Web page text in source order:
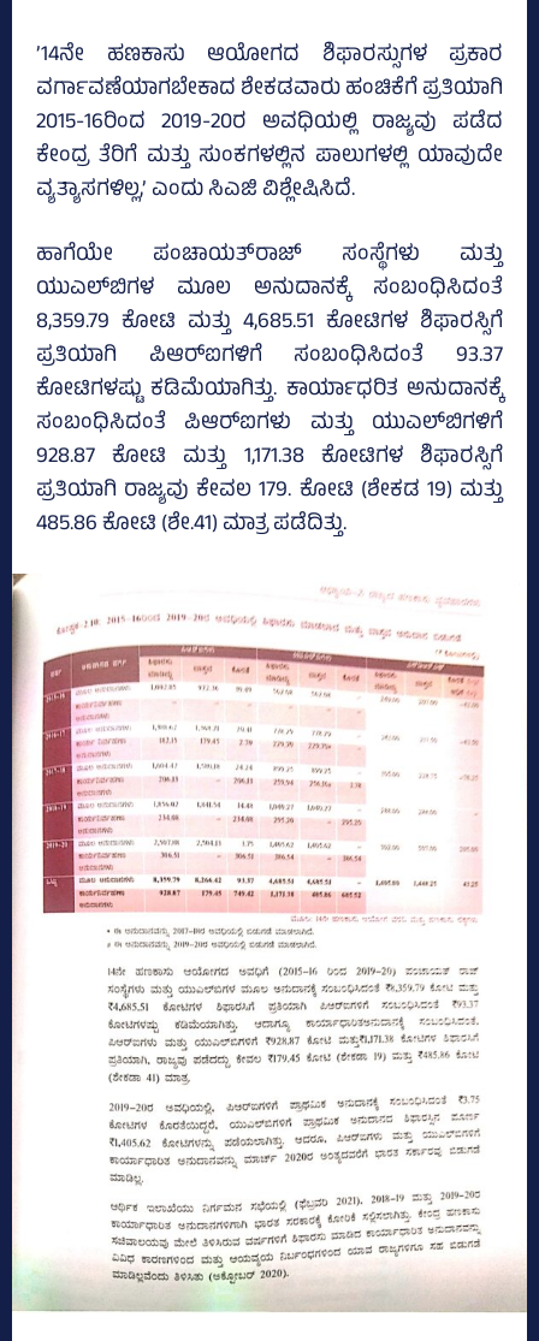
’14ನೇ ಹಣಕಾಸು ಆಯೋಗದ ಶಿಫಾರಸ್ಸುಗಳ ಪ್ರಕಾರ
ವರ್ಗಾವಣೆಯಾಗಬೇಕಾದ ಶೇಕಡವಾರು ಹಂಚಿಕೆಗೆ ಪ್ರತಿಯಾಗಿ
2015-16ರಿಂದ 2019-20ರ ಅವಧಿಯಲ್ಲಿ ರಾಜ್ಯವು ಪಡೆದ
ಕೇಂದ್ರ ತೆರಿಗೆ ಮತ್ತು ಸುಂಕಗಳಲ್ಲಿನ ಪಾಲುಗಳಲ್ಲಿ ಯಾವುದೇ
ವ್ಯತ್ಯಾಸಗಳಿಲ್ಲ,’ ಎಂದು ಸಿಎಜಿ ವಿಶ್ಲೇಷಿಸಿದೆ.
ಹಾಗೆಯೇ ಪಂಚಾಯತ್‌ರಾಜ್‌ ಸಂಸ್ಥೆಗಳು ಮತ್ತು
ಯುಎಲ್‌ಬಿಗಳ ಮೂಲ ಅನುದಾನಕ್ಕೆ ಸಂಬಂಧಿಸಿದಂತೆ
8,359.79 ಕೋಟಿ ಮತ್ತು 4,685.51 ಕೋಟಿಗಳ ಶಿಫಾರಸ್ಸಿಗೆ
ಪ್ರತಿಯಾಗಿ ಪಿಆರ್‌ಐಗಳಿಗೆ ಸಂಬಂಧಿಸಿದಂತೆ 93.37
ಕೋಟಿಗಳಷ್ಟು ಕಡಿಮೆಯಾಗಿತ್ತು. ಕಾರ್ಯಾಧರಿತ ಅನುದಾನಕ್ಕೆ
ಸಂಬಂಧಿಸಿದಂತೆ ಪಿಆರ್‌ಐಗಳು ಮತ್ತು ಯುಎಲ್‌ಬಿಗಳಿಗೆ
928.87 ಕೋಟಿ ಮತ್ತು 1,171.38 ಕೋಟಿಗಳ ಶಿಫಾರಸ್ಸಿಗೆ
ಪ್ರತಿಯಾಗಿ ರಾಜ್ಯವು ಕೇವಲ 179. ಕೋಟಿ (ಶೇಕಡ 19) ಮತ್ತು
485.86 ಕೋಟಿ (ಶೇ.41) ಮಾತ್ರ ಪಡೆದಿತ್ತು.